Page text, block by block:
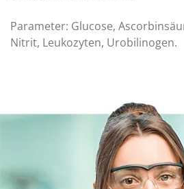
Parameter: Glucose,
Nitrit, Leukozyten, Urobilinogen.